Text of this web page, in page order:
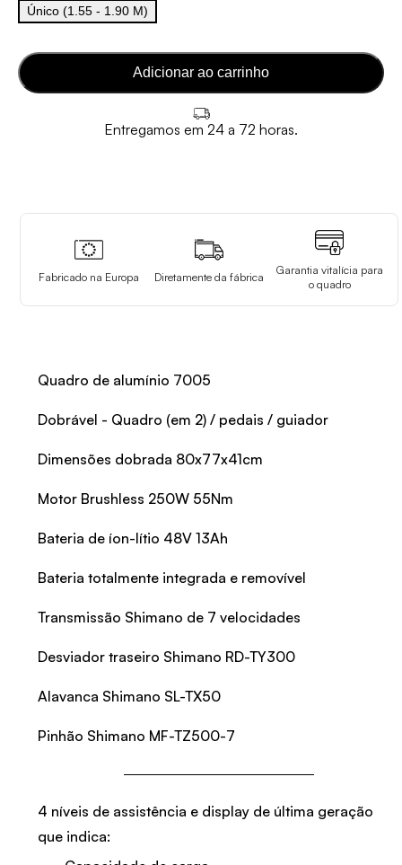
Único (1.55 - 1.90 M)
Adicionar ao carrinho
Entregamos em 24 a 72 horas.
Fabricado na Europa Diretamente da fábrica
Garantia vitalícia para
o quadro
Quadro de alumínio 7005
Dobrável - Quadro (em 2) / pedais / guiador
Dimensões dobrada 80x77x41cm
Motor Brushless 250W 55Nm
Bateria de íon-lítio 48V 13Ah
Bateria totalmente integrada e removível
Transmissão Shimano de 7 velocidades
Desviador traseiro Shimano RD-TY300
Alavanca Shimano SL-TX50
Pinhão Shimano MF-TZ500-7
4 níveis de assistência e display de última geração
que indica: